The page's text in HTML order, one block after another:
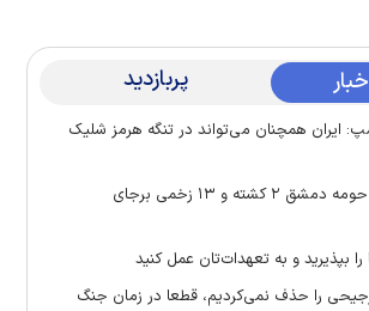
پربازدید
| ترامپ: ایران همچنان می‌تواند در تنگه هرمز شلیک
انفجار اتوبوس در حومه دمشق ۲ کشته و ۱۳ زخمی برجای
بپذیرید و به تعهدات‌تان عمل کنید
را حذف نمی‌کردیم، قطعا در زمان جنگ